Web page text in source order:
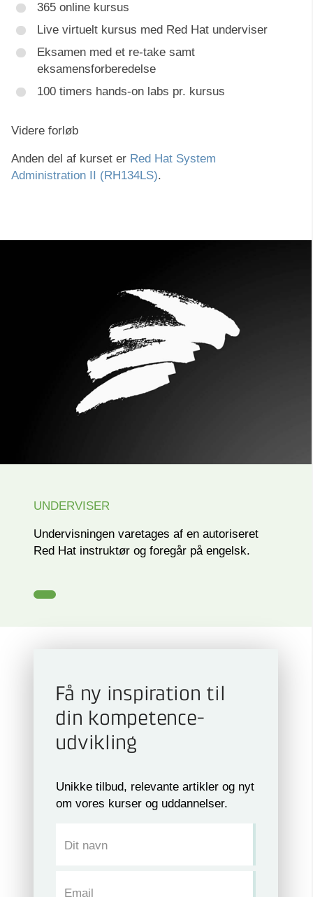
365 online kursus
Live virtuelt kursus med Red Hat underviser
Eksamen med et re-take samt
eksamensforberedelse
100 timers hands-on labs pr. kursus
Videre forløb
Anden del af kurset er Red Hat System
Administration II (RH134LS).
UNDERVISER
Undervisningen varetages af en autoriseret
Red Hat instruktør og foregår på engelsk.
Få ny inspiration til
din kompetence­
udvikling
Unikke tilbud, relevante artikler og nyt
om vores kurser og uddannelser.
Dit navn
Email